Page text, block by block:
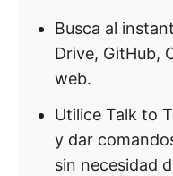
Busca al
Drive, GitHub,
web.
Utilice Talk to
y dar
sin necesidad